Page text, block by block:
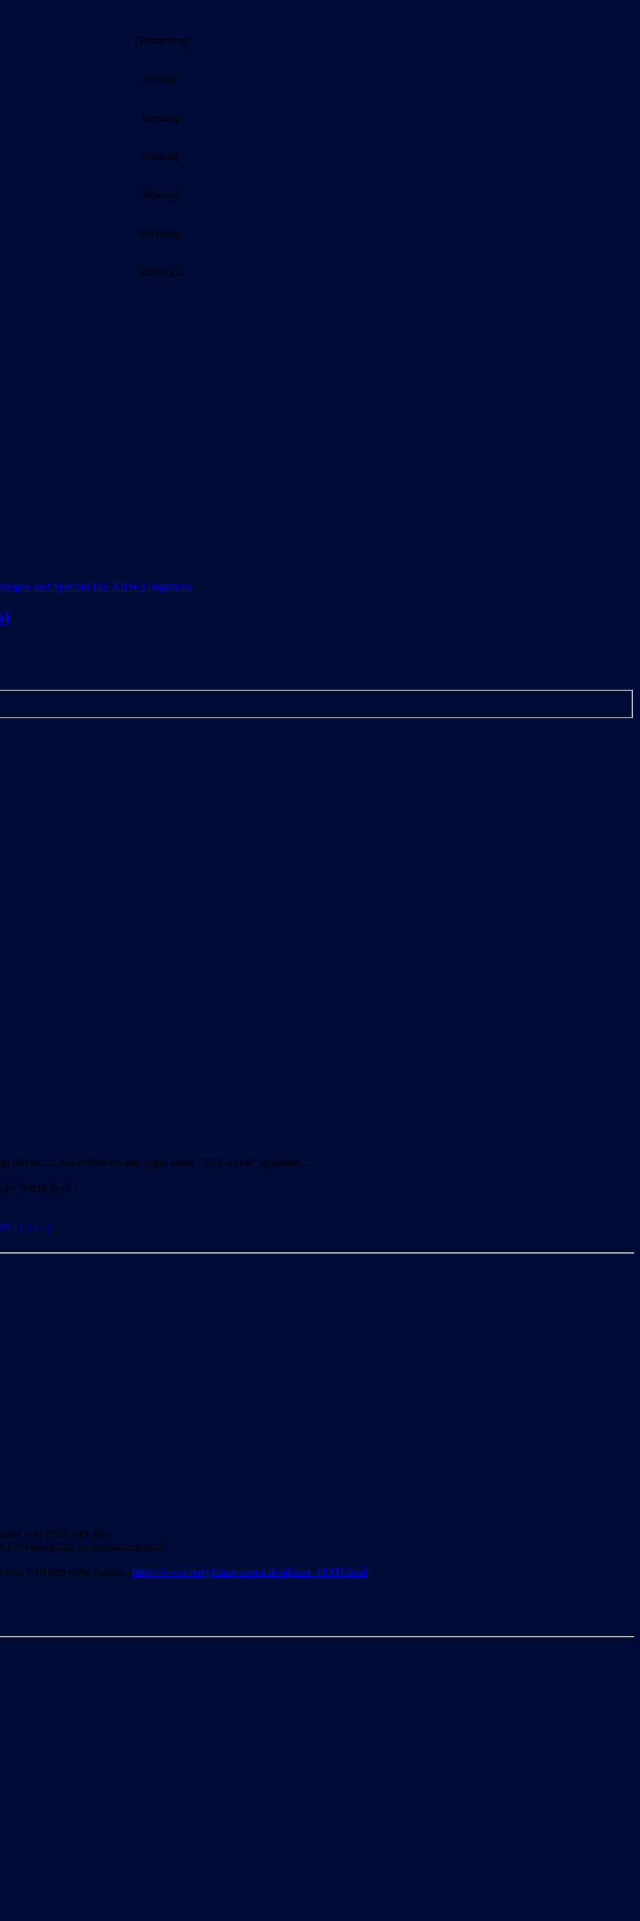
Donnerstag
Freitag
Samstag
Sonntag
Montag
Dienstag
Mittwoch
und Specials Die KRW-Longtracks
ab+zu.......hat vorhin bei mir sogar einen "SQL-Error" gemeldet.....
Nacht @all !
! ( J.L. )
von 2019, hier das
Download link zu bekommen und
von 7:19 min siehe Anlage: https://www.babyblaue-seiten.de/album_18393.html